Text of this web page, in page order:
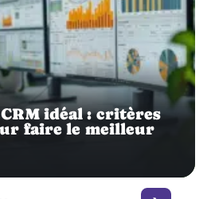
idéal : critères
faire le meilleur